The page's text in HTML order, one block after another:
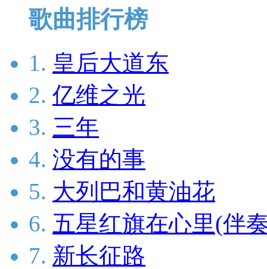
歌曲排行榜
1. 皇后大道东
2. 亿维之光
3. 三年
4. 没有的事
5. 大列巴和黄油花
6. 五星红旗在心里(伴
7. 新长征路